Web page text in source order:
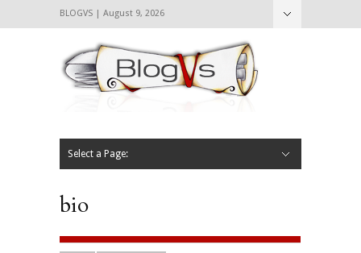
BLOGVS | August 9, 2026
Select a Page:
bio